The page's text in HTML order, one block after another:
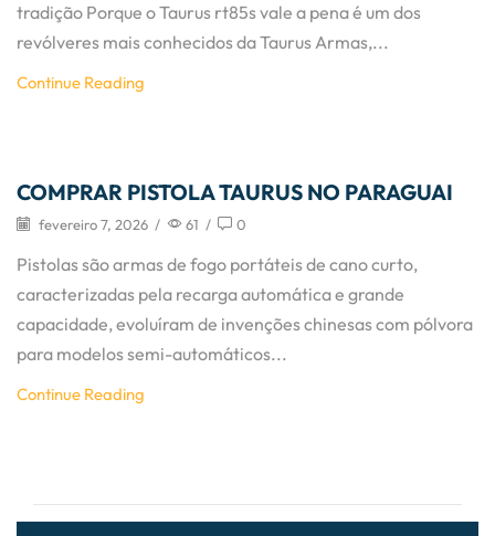
tradição Porque o Taurus rt85s vale a pena é um dos
revólveres mais conhecidos da Taurus Armas,...
Continue Reading
Artigos
COMPRAR PISTOLA TAURUS NO PARAGUAI
fevereiro 7, 2026 / 61 / 0
Pistolas são armas de fogo portáteis de cano curto,
caracterizadas pela recarga automática e grande
capacidade, evoluíram de invenções chinesas com pólvora
para modelos semi-automáticos...
Continue Reading